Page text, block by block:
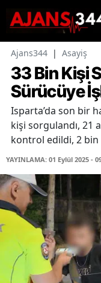
Ajans344 | Asayiş
33 Bin Kişi
Sürücüye
Isparta’da son bir
kişi sorgulandı, 21
kontrol edildi, 2 bin
YAYINLAMA: 01 Eylül 2025 -